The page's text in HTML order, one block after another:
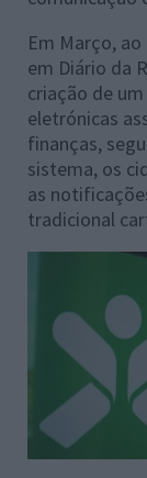
Em Março,
em Diário da
criação de
eletrónicas
finanças,
sistema, os
as
tradicional